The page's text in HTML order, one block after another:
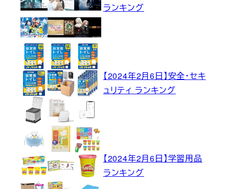
ランキング
【2024年2月6日】安全・セキ
ュリティ ランキング
【2024年2月6日】学習用品
ランキング